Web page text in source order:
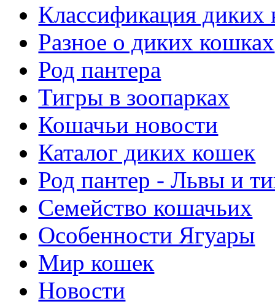
Классификация диких
Разное о диких кошках
Род пантера
Тигры в зоопарках
Кошачьи новости
Каталог диких кошек
Род пантер - Львы и
Семейство кошачьих
Особенности Ягуары
Мир кошек
Новости